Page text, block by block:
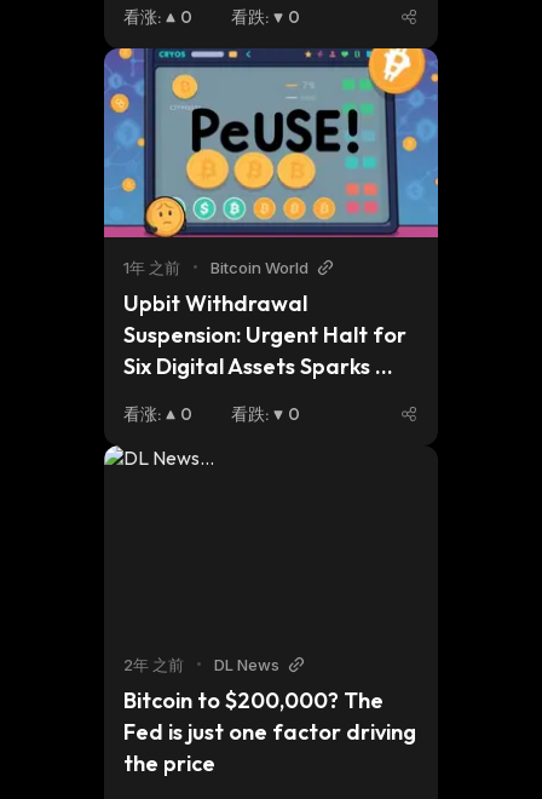
看涨: 0 看跌: 0
1年 之前 • Bitcoin World
Upbit Withdrawal
Suspension: Urgent Halt for
Six Digital Assets Sparks
看涨: 0 看跌: 0
2年 之前 • DL News
Bitcoin to $200,000? The
Fed is just one factor driving